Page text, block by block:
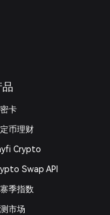
品
卡
币理财
Crypto
Swap API
季指数
市场